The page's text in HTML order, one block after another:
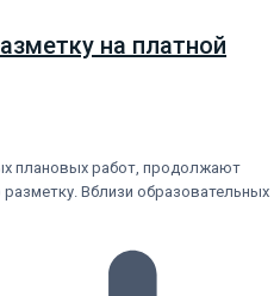
на платной
плановых работ, продолжают
Вблизи образовательных